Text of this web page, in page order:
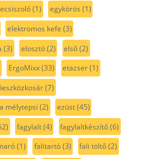
(1) egykörös (1)
elektromos kefe (3)
(3) elosztó(2) első(2)
ErgoMixx(33) etazser(1)
(7)
mélytepsi (2) ezüst(45)
fagylalt(4) fagylaltkészítő(6)
(1) falitartó(3) fali töltő(2)